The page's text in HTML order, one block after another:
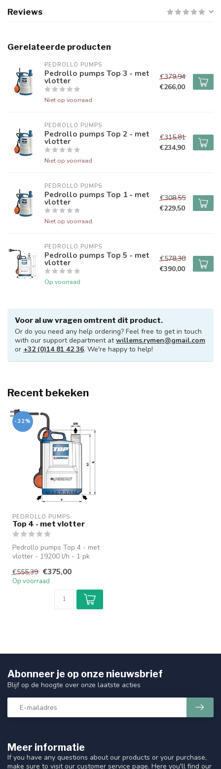
Reviews
Gerelateerde producten
PEDROLLO PUMPS
Pedrollo pumps Top 3 - met
vlotter
Niet op voorraad
€379,94
€266,00
PEDROLLO PUMPS
Pedrollo pumps Top 2 - met
vlotter
Niet op voorraad
€315,81
€234,90
PEDROLLO PUMPS
Pedrollo pumps Top 1 - met
vlotter
Niet op voorraad
€308,55
€229,50
PEDROLLO PUMPS
Pedrollo pumps Top 5 - met
vlotter
Op voorraad
€578,38
€390,00
Voor al uw vragen omtrent dit product.
Or do you need any help ordering? Feel free to get in touch
with our support department atwillems.rymen@gmail.com
or +32 (0)14 81 42 36. We're happy to help!
Recent bekeken
-32%
PEDROLLO PUMPS
Top 4 - met vlotter
Pedrollo pumps Top 4 - met
vlotter - 19200 l/h - 1 pk
P...
€555,39 €375,00
Op voorraad
Meer informatie
If you have any questions about our products or your purchase,
make sure to visit our customer service page. Here you'll find our
Abonneer je op onze nieuwsbrief
Blijf op de hoogte over onze laatste acties
Gesloten op maandag
Wij zullen gesloten zijn op maandag 20/07/2026